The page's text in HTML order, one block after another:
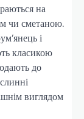
на
чи сметаною.
і
класикою
до
виглядом